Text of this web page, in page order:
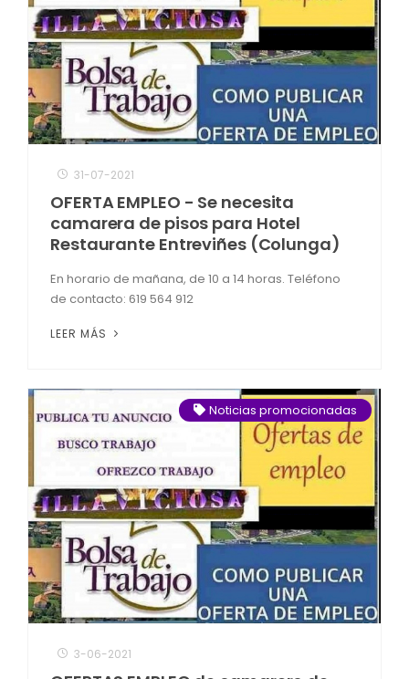
31-07-2021
OFERTA EMPLEO - Se necesita
camarera de pisos para Hotel
Restaurante Entreviñes (Colunga)
En horario de mañana, de 10 a 14 horas. Teléfono
de contacto: 619 564 912
LEER MÁS
Noticias promocionadas
3-06-2021